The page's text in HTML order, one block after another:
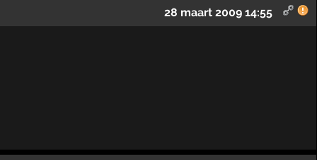
28 maart 2009 14:55